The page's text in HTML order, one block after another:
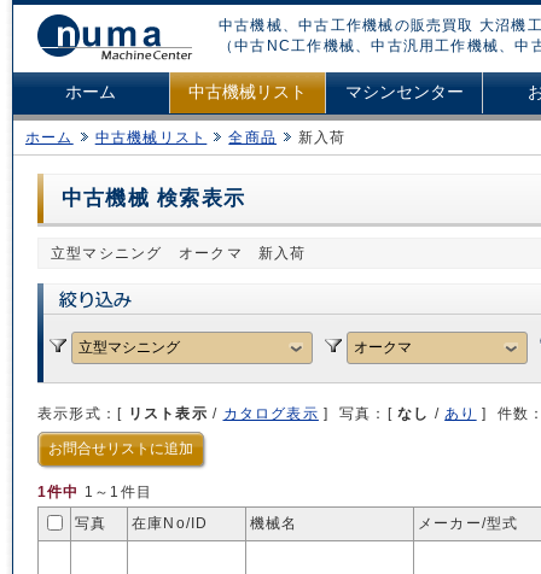
中古機械、中古工作機械の販売買取 大沼機
（中古NC工作機械、中古汎用工作機械、
ホーム 中古機械リスト マシンセンター
ホーム 中古機械リスト 全商品 新入荷
中古機械 検索表示
立型マシニング オークマ 新入荷
表示形式：[ リスト表示 / カタログ表示 ] 写真：[ なし / あり ] 件数
お問合せリストに追加
1件中 1～1件目
写真
在庫No/ID 機械名 メーカー/型式